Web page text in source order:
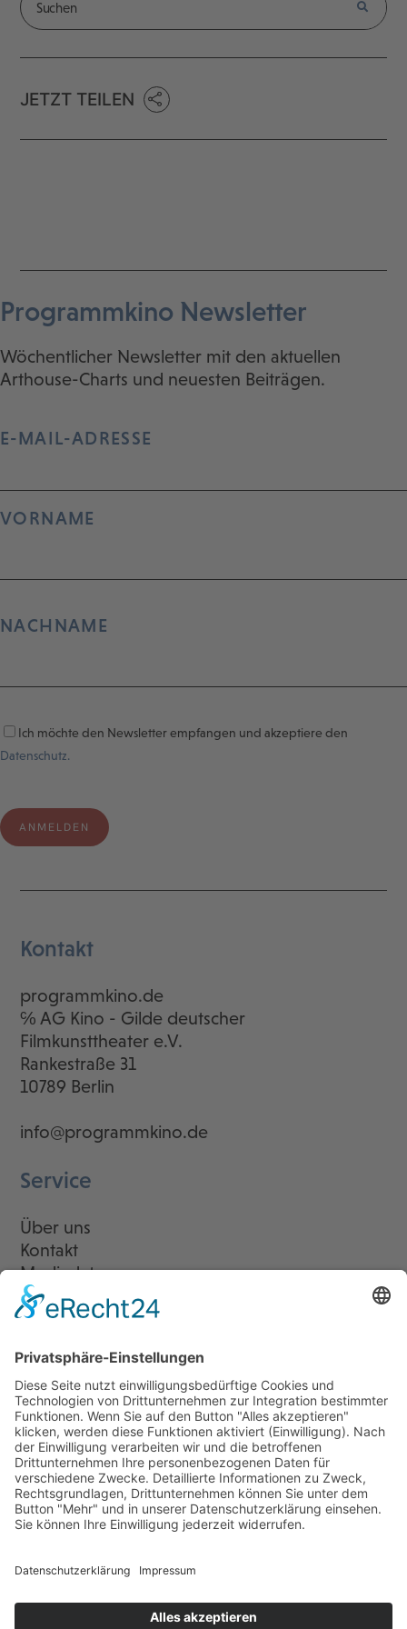
JETZT TEILEN
Programmkino Newsletter
Wöchentlicher Newsletter mit den aktuellen
Arthouse-Charts und neuesten Beiträgen.
E-MAIL-ADRESSE
VORNAME
NACHNAME
Ich möchte den Newsletter empfangen und akzeptiere den
Datenschutz.
Kontakt
programmkino.de
℅ AG Kino - Gilde deutscher
Filmkunsttheater e.V.
Rankestraße 31
10789 Berlin
info@programmkino.de
Service
Über uns
Kontakt
Mediadaten
Newsletter
LogIn
Legal
Impressum
Datenschutzerklärung
Cookie-Einstellungen
Programmkino.de richtet sich an Film- und Kinobegeisterte jeden